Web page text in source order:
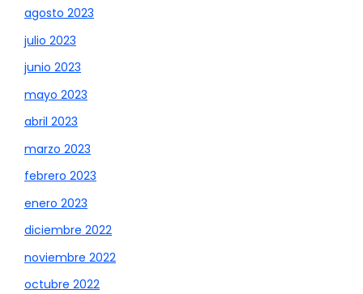
agosto 2023
julio 2023
junio 2023
mayo 2023
abril 2023
marzo 2023
febrero 2023
enero 2023
diciembre 2022
noviembre 2022
octubre 2022